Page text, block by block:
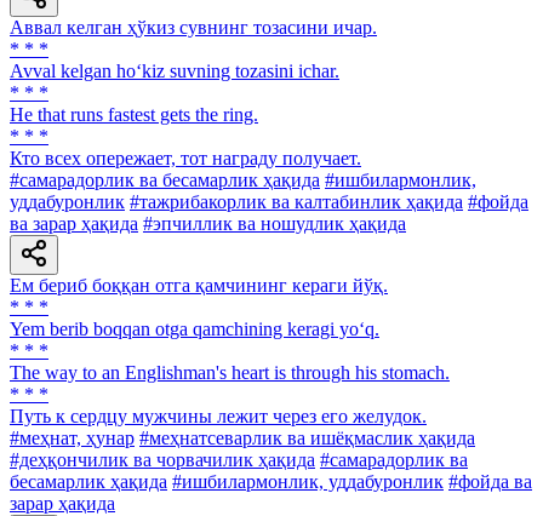
Аввал келган ҳўкиз сувнинг тозасини ичар.
* * *
Avval kelgan ho‘kiz suvning tozasini ichar.
* * *
Не that runs fastest gets the ring.
* * *
Кто всех опережает, тот награду получает.
#самарадорлик ва бесамарлик ҳақида #ишбилармонлик,
уддабуронлик #тажрибакорлик ва калтабинлик ҳақида #фойда
ва зарар ҳақида #эпчиллик ва ношудлик ҳақида
Ем бериб боққан отга қамчининг кераги йўқ.
* * *
Yem berib boqqan otga qamchining keragi yo‘q.
* * *
The way to an Englishman's heart is through his stomach.
* * *
Путь к сердцу мужчины лежит через его желудок.
#меҳнат, ҳунар #меҳнатсеварлик ва ишёқмаслик ҳақида
#деҳқончилик ва чорвачилик ҳақида #самарадорлик ва
бесамарлик ҳақида #ишбилармонлик, уддабуронлик #фойда ва
зарар ҳақида